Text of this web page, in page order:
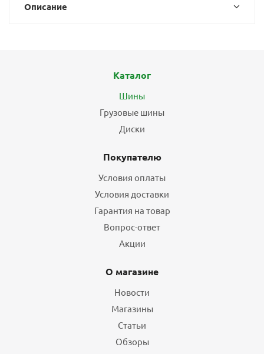
Описание
Каталог
Шины
Грузовые шины
Диски
Покупателю
Условия оплаты
Условия доставки
Гарантия на товар
Вопрос-ответ
Акции
О магазине
Новости
Магазины
Статьи
Обзоры